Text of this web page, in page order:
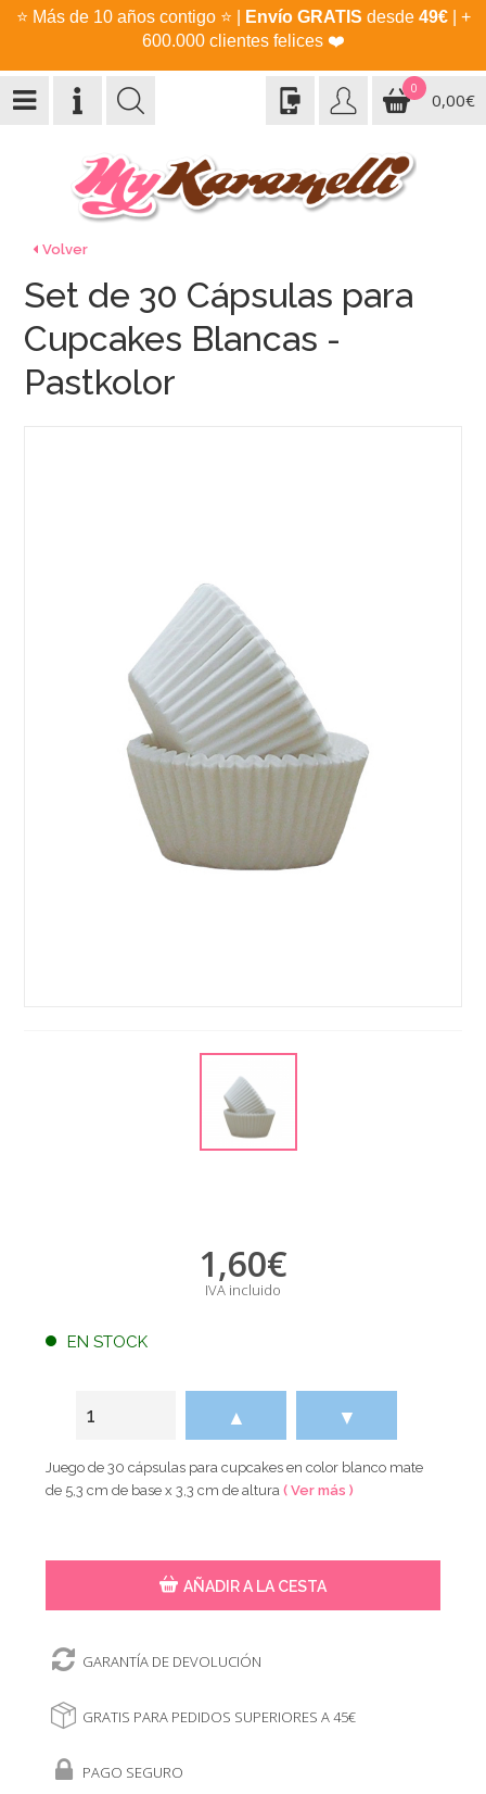
⭐ Más de 10 años contigo ⭐ Envío GRATIS desde 49€| +
600.000 clientes felices ❤️
0
0,00€
Volver
Set de 30 Cápsulas para
Cupcakes Blancas -
Pastkolor
1,60€
IVA incluido
EN STOCK
▲ ▼
Juego de 30 cápsulas para cupcakes en color blanco mate
de 5,3 cm de base x 3,3 cm de altura( Ver más )
AÑADIR A LA CESTA
GARANTÍA DE DEVOLUCIÓN
GRATIS PARA PEDIDOS SUPERIORES A 45€
PAGO SEGURO